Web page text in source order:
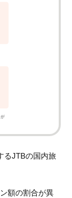
るJTBの国内旅
額の割合が異